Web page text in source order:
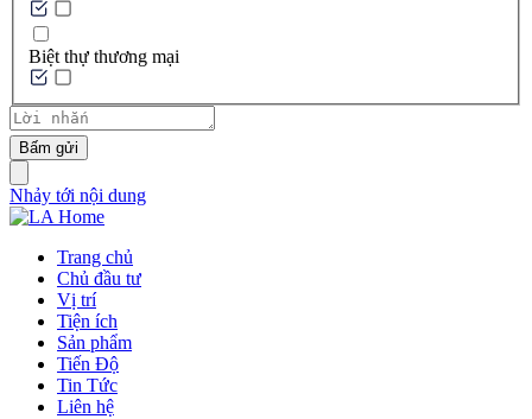
Biệt thự thương mại
Bấm gửi
Nhảy tới nội dung
Trang chủ
Chủ đầu tư
Vị trí
Tiện ích
Sản phẩm
Tiến Độ
Tin Tức
Liên hệ